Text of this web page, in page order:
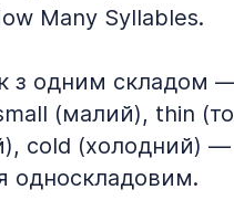
Many Syllables.
з одним складом
(малий), thin
cold (холодний) —
односкладовим.